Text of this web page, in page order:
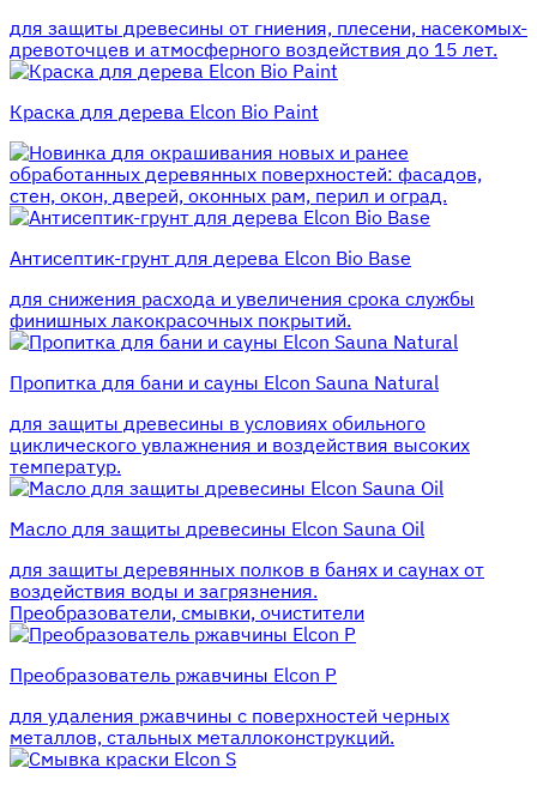
для защиты древесины от гниения, плесени, насекомых-
древоточцев и атмосферного воздействия до 15 лет.
Краска для дерева Elcon Bio Paint
для окрашивания новых и ранее
обработанных деревянных поверхностей: фасадов,
стен, окон, дверей, оконных рам, перил и оград.
Антисептик-грунт для дерева Elcon Bio Base
для снижения расхода и увеличения срока службы
финишных лакокрасочных покрытий.
Пропитка для бани и сауны Elcon Sauna Natural
для защиты древесины в условиях обильного
циклического увлажнения и воздействия высоких
температур.
Масло для защиты древесины Elcon Sauna Oil
для защиты деревянных полков в банях и саунах от
воздействия воды и загрязнения.
Преобразователи, смывки, очистители
Преобразователь ржавчины Elcon P
для удаления ржавчины с поверхностей черных
металлов, стальных металлоконструкций.